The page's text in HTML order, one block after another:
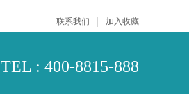
联系我们 | 加入收藏
TEL : 400-8815-888